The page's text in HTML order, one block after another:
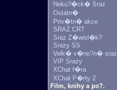
Neku?�ck� Sraz
Ostatn�
Priv�tn� akce
SRAZ CRT
Sraz Z�wisl�k?
Srazy SS
Velk� v�no?n� sraz
VIP Srazy
XChat f�ra
XChat P�rty 2
Film, knihy a po?.